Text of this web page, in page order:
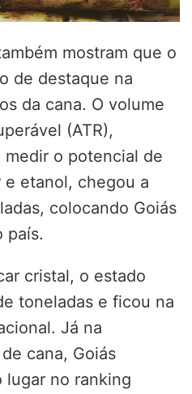
mostram que o
de destaque na
da cana. O volume
(ATR),
medir o potencial de
etanol, chegou a
colocando Goiás
país.
cristal, o estado
toneladas e ficou na
Já na
cana, Goiás
lugar no ranking